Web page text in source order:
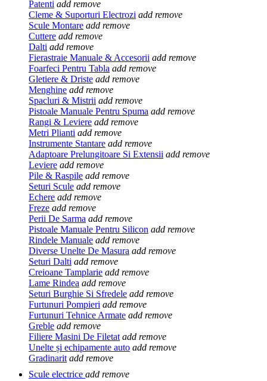
Patenti add remove
Cleme & Suporturi Electrozi add remove
Scule Montare add remove
Cuttere add remove
Dalti add remove
Fierastraie Manuale & Accesorii add remove
Foarfeci Pentru Tabla add remove
Gletiere & Driste add remove
Menghine add remove
Spacluri & Mistrii add remove
Pistoale Manuale Pentru Spuma add remove
Rangi & Leviere add remove
Metri Plianti add remove
Instrumente Stantare add remove
Adaptoare Prelungitoare Si Extensii add remove
Leviere add remove
Pile & Raspile add remove
Seturi Scule add remove
Echere add remove
Freze add remove
Perii De Sarma add remove
Pistoale Manuale Pentru Silicon add remove
Rindele Manuale add remove
Diverse Unelte De Masura add remove
Seturi Dalti add remove
Creioane Tamplarie add remove
Lame Rindea add remove
Seturi Burghie Si Sfredele add remove
Furtunuri Pompieri add remove
Furtunuri Tehnice Armate add remove
Greble add remove
Filiere Masini De Filetat add remove
Unelte și echipamente auto add remove
Gradinarit add remove
Scule electrice add remove